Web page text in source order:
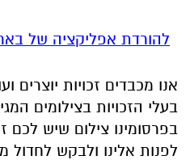
להורדת אפליקציה של
אנו מכבדים זכויות
בעלי הזכויות בצילומים
בפרסומינו צילום שיש לכם
לפנות אלינו ולבקש